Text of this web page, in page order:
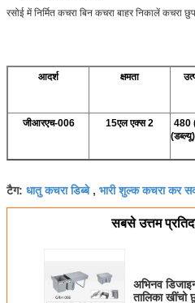
रसोई में निर्मित कचरा बिन कचरा बाहर निकालें कचरा
आदर्श क्षमता
जीआरएच-006 15एल एक्स 2
480
टैग: धातु कचरा डिब्बे, भारी शुल्क कचरा कर
सबसे उत्तम
अभिनव
तालिका खींचो